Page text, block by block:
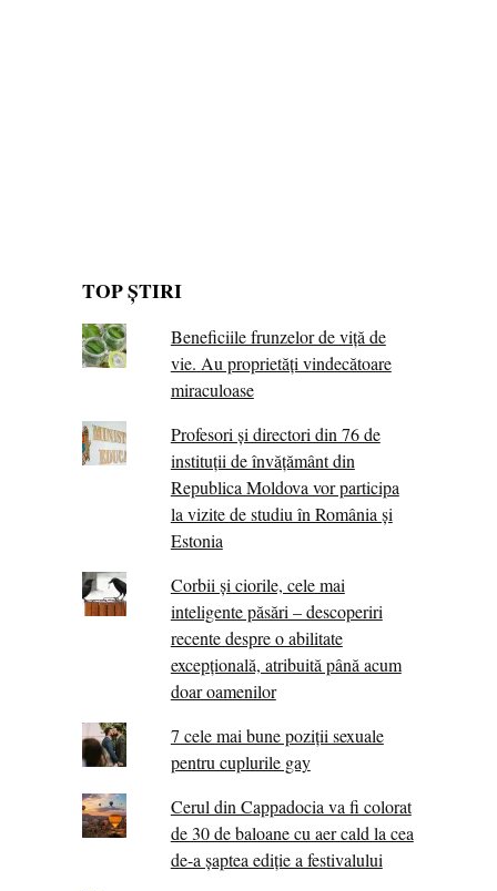
TOP ȘTIRI
Beneficiile frunzelor de viță de
vie. Au proprietăţi vindecătoare
miraculoase
Profesori și directori din 76 de
instituții de învățământ din
Republica Moldova vor participa
la vizite de studiu în România și
Estonia
Corbii şi ciorile, cele mai
inteligente păsări – descoperiri
recente despre o abilitate
excepţională, atribuită până acum
doar oamenilor
7 cele mai bune poziții sexuale
pentru cuplurile gay
Cerul din Cappadocia va fi colorat
de 30 de baloane cu aer cald la cea
de-a șaptea ediție a festivalului